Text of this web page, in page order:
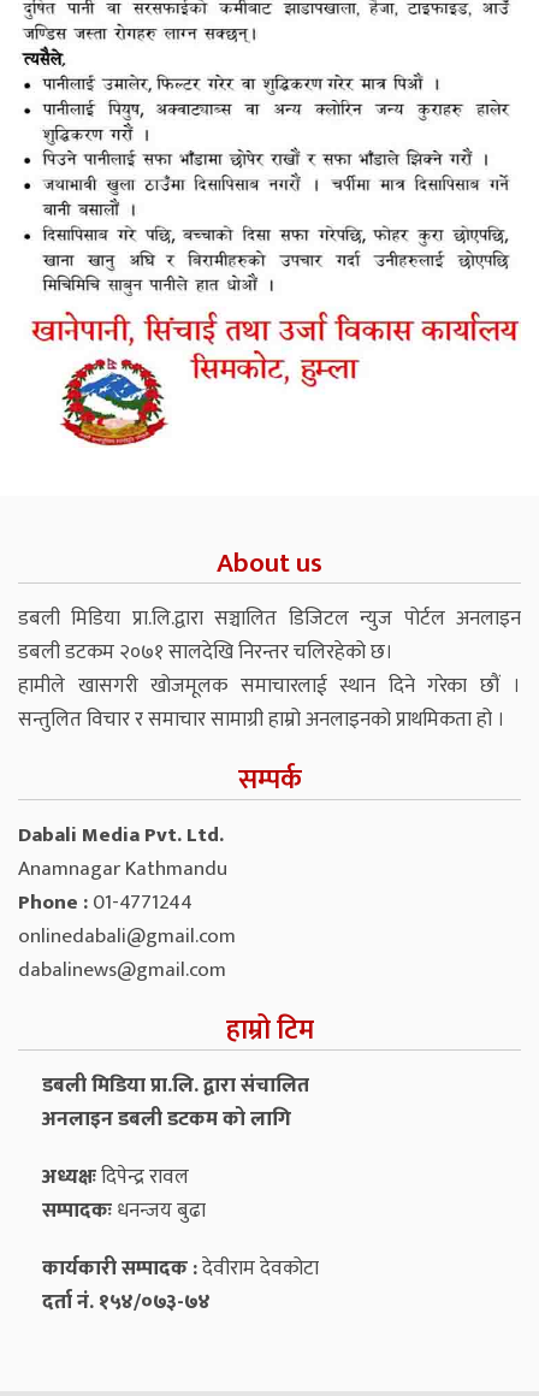
About us
डबली मिडिया प्रा.लि.द्वारा सञ्चालित डिजिटल न्युज पोर्टल अनलाइन
डबली डटकम २०७१ सालदेखि निरन्तर चलिरहेको छ।
हामीले खासगरी खोजमूलक समाचारलाई स्थान दिने गरेका छौं ।
सन्तुलित विचार र समाचार सामाग्री हाम्रो अनलाइनको प्राथमिकता हो ।
सम्पर्क
Dabali Media Pvt. Ltd.
Anamnagar Kathmandu
Phone :01-4771244
onlinedabali@gmail.com
dabalinews@gmail.com
हाम्रो टिम
डबली मिडिया प्रा.लि. द्वारा संचालित
अनलाइन डबली डटकम को लागि
अध्यक्षःदिपेन्द्र रावल
सम्पादकःधनन्‍जय बुढा
कार्यकारी सम्पादक :देवीराम देवकोटा
दर्ता नं. १५४/०७३-७४